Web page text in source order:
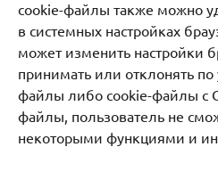
cookie-файлы также можно
в системных настройках
может изменить настройки
принимать или отклонять
файлы либо cookie-файлы с
файлы, пользователь не
некоторыми функциями и